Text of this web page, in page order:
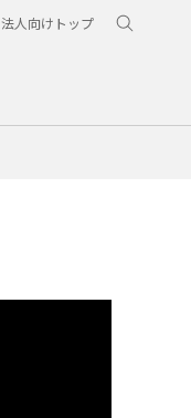
法人向けトップ